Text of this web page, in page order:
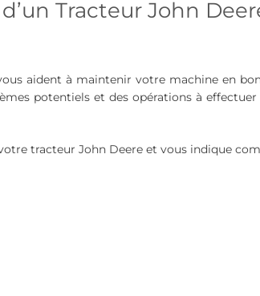
Tracteur John
aident à maintenir votre machine en
potentiels et des opérations à
tracteur John Deere et vous indique